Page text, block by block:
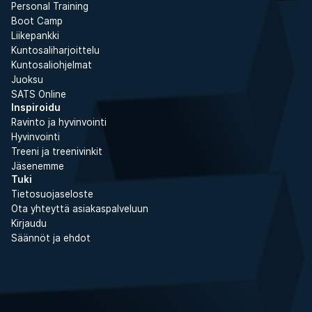
Personal Training
Boot Camp
Liikepankki
Kuntosaliharjoittelu
Kuntosaliohjelmat
Juoksu
SATS Online
Inspiroidu
Ravinto ja hyvinvointi
Hyvinvointi
Treeni ja treenivinkit
Jäsenemme
Tuki
Tietosuojaseloste
Ota yhteyttä asiakaspalveluun
Kirjaudu
Säännöt ja ehdot